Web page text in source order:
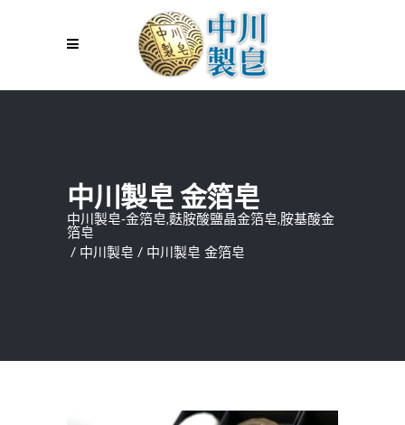
中川製皂 金箔皂
中川製皂-金箔皂,麩胺酸鹽晶金箔皂,胺基酸金
箔皂
/ 中川製皂 / 中川製皂 金箔皂